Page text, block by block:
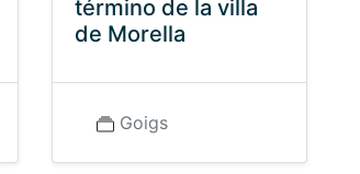
término de la villa
de Morella
Goigs